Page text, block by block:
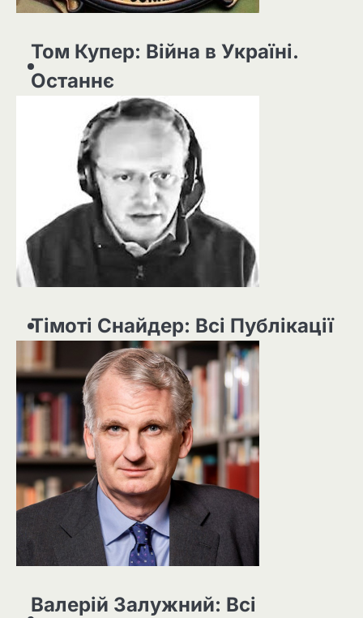
Том Купер: Війна в Україні.
Останнє
Тімоті Снайдер: Всі Публікації
Валерій Залужний: Всі